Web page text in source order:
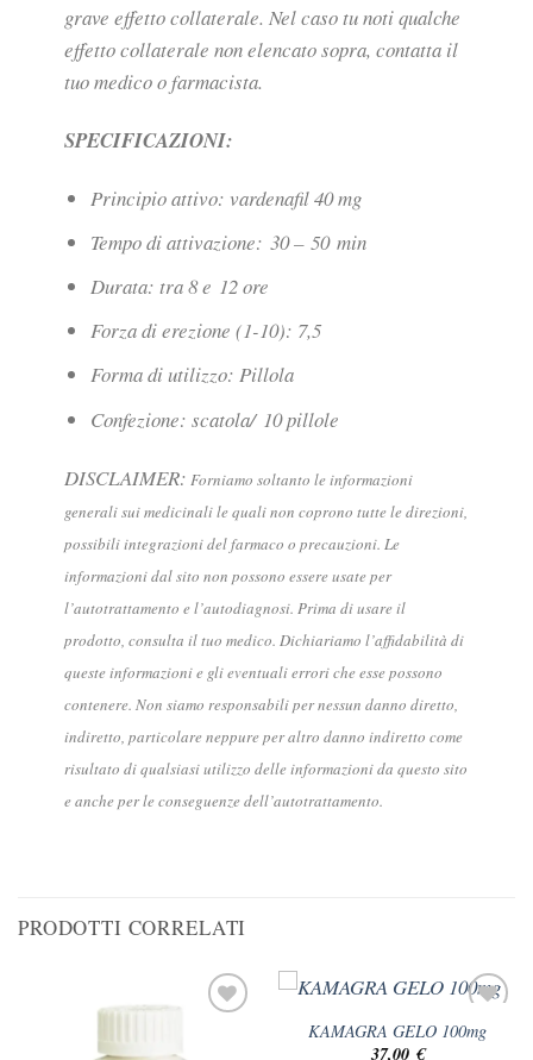
grave effetto collaterale. Nel caso tu noti qualche
effetto collaterale non elencato sopra, contatta il
tuo medico o farmacista.
SPECIFICAZIONI:
Principio attivo: vardenafil 40 mg
Tempo di attivazione: 30 – 50 min
Durata: tra 8 e 12 ore
Forza di erezione (1-10): 7,5
Forma di utilizzo: Pillola
Confezione: scatola/ 10 pillole
DISCLAIMER: Forniamo soltanto le informazioni
generali sui medicinali le quali non coprono tutte le direzioni,
possibili integrazioni del farmaco o precauzioni. Le
informazioni dal sito non possono essere usate per
l’autotrattamento e l’autodiagnosi. Prima di usare il
prodotto, consulta il tuo medico. Dichiariamo l’affidabilità di
queste informazioni e gli eventuali errori che esse possono
contenere. Non siamo responsabili per nessun danno diretto,
indiretto, particolare neppure per altro danno indiretto come
risultato di qualsiasi utilizzo delle informazioni da questo sito
e anche per le conseguenze dell’autotrattamento.
PRODOTTI CORRELATI
KAMAGRA GELO 100mg
37,00 €